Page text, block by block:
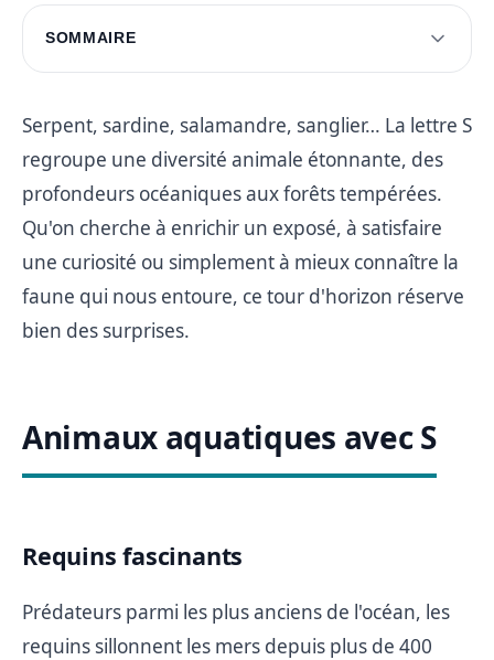
SOMMAIRE
Animaux aquatiques avec S
Animaux terrestres avec S
Oiseaux avec S
Reptiles et amphibiens avec S
Serpent, sardine, salamandre, sanglier… La lettre S
regroupe une diversité animale étonnante, des
profondeurs océaniques aux forêts tempérées.
Qu'on cherche à enrichir un exposé, à satisfaire
une curiosité ou simplement à mieux connaître la
faune qui nous entoure, ce tour d'horizon réserve
bien des surprises.
Animaux aquatiques avec S
Requins fascinants
Prédateurs parmi les plus anciens de l'océan, les
requins sillonnent les mers depuis plus de 400